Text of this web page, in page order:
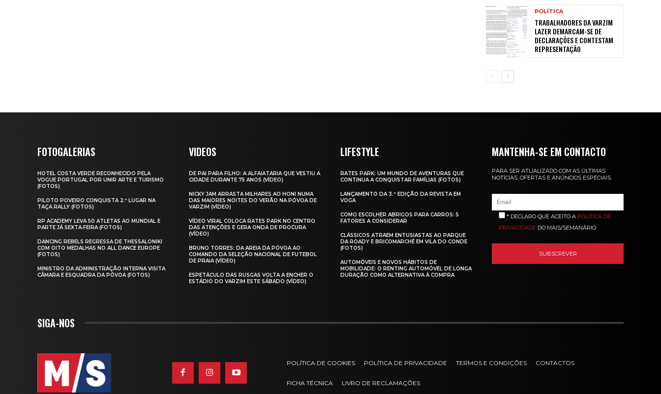
POLÍTICA
TRABALHADORES DA VARZIM
LAZER DEMARCAM-SE DE
DECLARAÇÕES E CONTESTAM
REPRESENTAÇÃO
FOTOGALERIAS
HOTEL COSTA VERDE RECONHECIDO PELA
VOGUE PORTUGAL POR UNIR ARTE E TURISMO
(FOTOS)
PILOTO POVEIRO CONQUISTA 2.º LUGAR NA
TAÇA RALLY (FOTOS)
RP ACADEMY LEVA 50 ATLETAS AO MUNDIAL E
PARTE JÁ SEXTA‑FEIRA (FOTOS)
DANCING REBELS REGRESSA DE THESSALONIKI
COM OITO MEDALHAS NO ALL DANCE EUROPE
(FOTOS)
MINISTRO DA ADMINISTRAÇÃO INTERNA VISITA
CÂMARA E ESQUADRA DA PÓVOA (FOTOS)
VIDEOS
DE PAI PARA FILHO: A ALFAIATARIA QUE VESTIU A
CIDADE DURANTE 75 ANOS (VÍDEO)
NICKY JAM ARRASTA MILHARES AO HONI NUMA
DAS MAIORES NOITES DO VERÃO NA PÓVOA DE
VARZIM (VÍDEO)
VÍDEO VIRAL COLOCA RATES PARK NO CENTRO
DAS ATENÇÕES E GERA ONDA DE PROCURA
(VÍDEO)
BRUNO TORRES: DA AREIA DA PÓVOA AO
COMANDO DA SELEÇÃO NACIONAL DE FUTEBOL
DE PRAIA (VÍDEO)
ESPETÁCULO DAS RUSGAS VOLTA A ENCHER O
ESTÁDIO DO VARZIM ESTE SÁBADO (VÍDEO)
LIFESTYLE
RATES PARK: UM MUNDO DE AVENTURAS QUE
CONTINUA A CONQUISTAR FAMÍLIAS (FOTOS)
LANÇAMENTO DA 3.ª EDIÇÃO DA REVISTA EM
VOGA
COMO ESCOLHER ABRIGOS PARA CARROS: 5
FATORES A CONSIDERAR
CLÁSSICOS ATRAEM ENTUSIASTAS AO PARQUE
DA ROADY E BRICOMARCHÉ EM VILA DO CONDE
(FOTOS)
AUTOMÓVEIS E NOVOS HÁBITOS DE
MOBILIDADE: O RENTING AUTOMÓVEL DE LONGA
DURAÇÃO COMO ALTERNATIVA À COMPRA
MANTENHA-SE EM CONTACTO
PARA SER ATUALIZADO COM AS ÚLTIMAS
NOTÍCIAS, OFERTAS E ANÚNCIOS ESPECIAIS.
* DECLARO QUE ACEITO A POLÍTICA DE
PRIVACIDADE DO MAIS/SEMANÁRIO
SIGA-NOS
POLÍTICA DE COOKIES POLÍTICA DE PRIVACIDADE TERMOS E CONDIÇÕES CONTACTOS
FICHA TÉCNICA LIVRO DE RECLAMAÇÕES